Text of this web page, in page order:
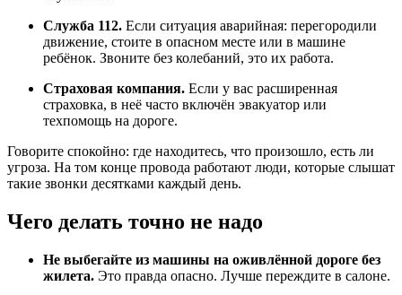
Служба 112. Если ситуация аварийная: перегородили
движение, стоите в опасном месте или в машине
ребёнок. Звоните без колебаний, это их работа.
Страховая компания. Если у вас расширенная
страховка, в неё часто включён эвакуатор или
техпомощь на дороге.
Говорите спокойно: где находитесь, что произошло, есть ли
угроза. На том конце провода работают люди, которые слышат
такие звонки десятками каждый день.
Чего делать точно не надо
Не выбегайте из машины на оживлённой дороге без
жилета. Это правда опасно. Лучше переждите в салоне.